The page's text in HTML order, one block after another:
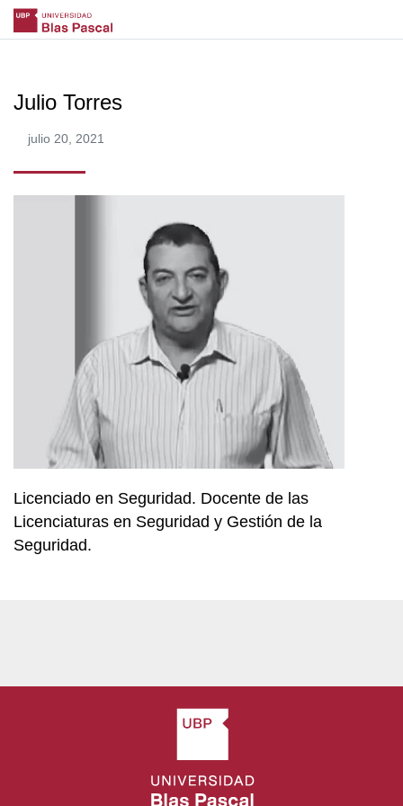
Julio Torres
julio 20, 2021
Licenciado en Seguridad. Docente de las
Licenciaturas en Seguridad y Gestión de la
Seguridad.